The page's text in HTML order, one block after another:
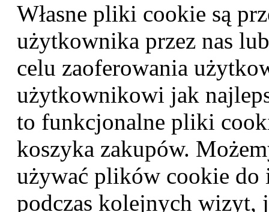
Własne pliki cookie są
użytkownika przez nas
celu zaoferowania
użytkownikowi jak
to funkcjonalne pliki
koszyka zakupów.
używać plików cookie
podczas kolejnych wizyt,